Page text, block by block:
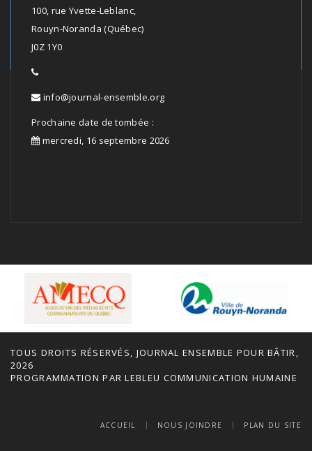
100, rue Yvette-Leblanc,
Rouyn-Noranda (Québec)
J0Z 1Y0
info@journal-ensemble.org
Prochaine date de tombée :
mercredi, 16 septembre 2026
TOUS DROITS RÉSERVÉS, JOURNAL ENSEMBLE POUR BÂTIR,
2026
PROGRAMMATION PAR LEBLEU COMMUNICATION HUMAINE
ACCUEIL NOUS JOINDRE PLAN DU SITE